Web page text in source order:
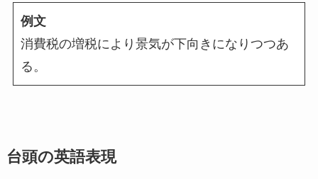
例文
消費税の増税により景気が下向きになりつつあ
る。
台頭の英語表現